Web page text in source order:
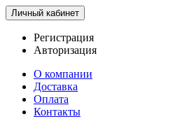
Личный кабинет
Регистрация
Авторизация
О компании
Доставка
Оплата
Контакты